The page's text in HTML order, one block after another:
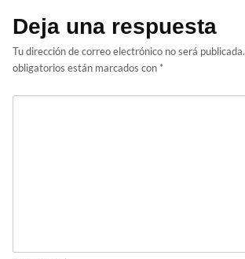
Deja una respuesta
Tu dirección de correo electrónico no será publicada.
obligatorios están marcados con *